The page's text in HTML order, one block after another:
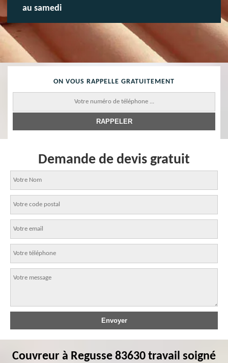
au samedi
ON VOUS RAPPELLE GRATUITEMENT
Demande de devis gratuit
Couvreur à Regusse 83630 travail soigné